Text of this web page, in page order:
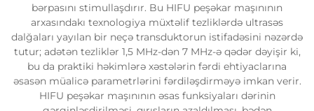
bərpasını stimullaşdırır. Bu HIFU peşəkar maşınının
arxasındakı texnologiya müxtəlif tezliklərdə ultrasəs
dalğaları yayılan bir neçə transduktorun istifadəsini nəzərdə
tutur; adətən tezliklər 1,5 MHz-dən 7 MHz-ə qədər dəyişir ki,
bu da praktiki həkimlərə xəstələrin fərdi ehtiyaclarına
əsasən müalicə parametrlərini fərdiləşdirməyə imkan verir.
HIFU peşəkar maşınının əsas funksiyaları dərinin